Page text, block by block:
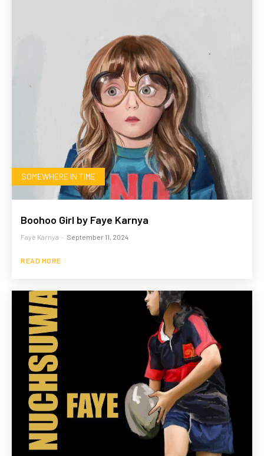
SOMEWHERE IN TIME
Boohoo Girl by Faye Karnya
Faye Karnya - September 11, 2024
READ MORE